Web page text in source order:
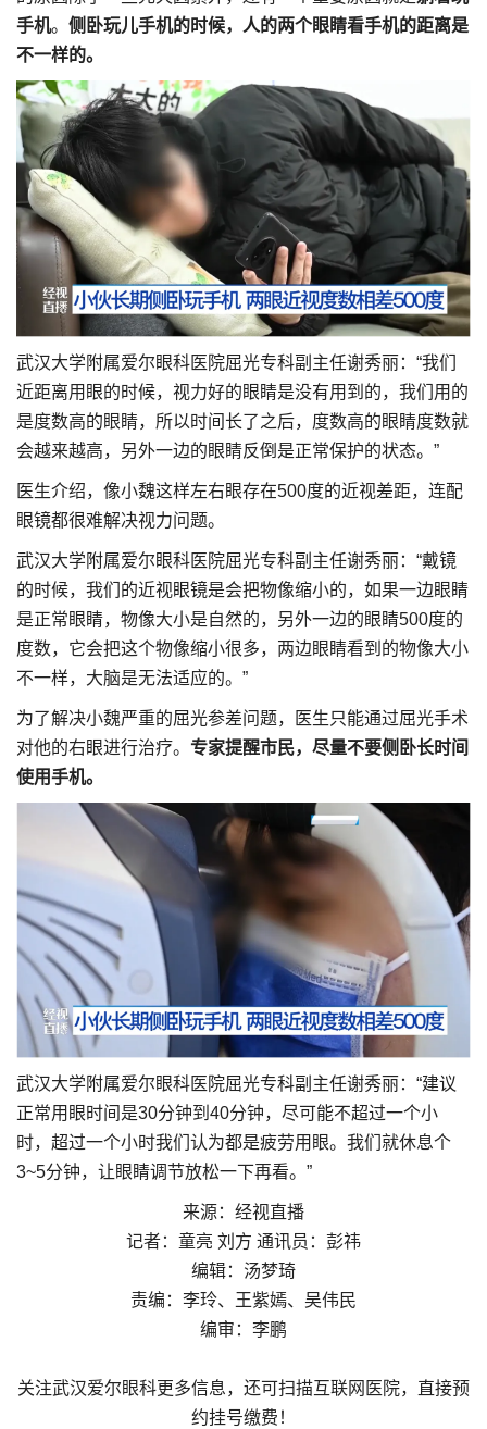
手机。 侧卧玩儿手机的时候，人的两个眼睛看手机的距离是
不一样的。
武汉大学附属爱尔眼科医院屈光专科副主任谢秀丽：“我们
近距离用眼的时候，视力好的眼睛是没有用到的，我们用的
是度数高的眼睛，所以时间长了之后，度数高的眼睛度数就
会越来越高，另外一边的眼睛反倒是正常保护的状态。”
医生介绍，像小魏这样左右眼存在500度的近视差距，连配
眼镜都很难解决视力问题。
武汉大学附属爱尔眼科医院屈光专科副主任谢秀丽：“戴镜
的时候，我们的近视眼镜是会把物像缩小的，如果一边眼睛
是正常眼睛，物像大小是自然的，另外一边的眼睛500度的
度数，它会把这个物像缩小很多，两边眼睛看到的物像大小
不一样，大脑是无法适应的。”
为了解决小魏严重的屈光参差问题，医生只能通过屈光手术
对他的右眼进行治疗。 专家提醒市民，尽量不要侧卧长时间
使用手机。
武汉大学附属爱尔眼科医院屈光专科副主任谢秀丽：“建议
正常用眼时间是30分钟到40分钟，尽可能不超过一个小
时，超过一个小时我们认为都是疲劳用眼。我们就休息个
3~5分钟，让眼睛调节放松一下再看。”
来源：经视直播
记者：童亮 刘方 通讯员：彭祎
编辑：汤梦琦
责编：李玲、王紫嫣、吴伟民
编审：李鹏
关注武汉爱尔眼科更多信息，还可扫描互联网医院，直接预
约挂号缴费！